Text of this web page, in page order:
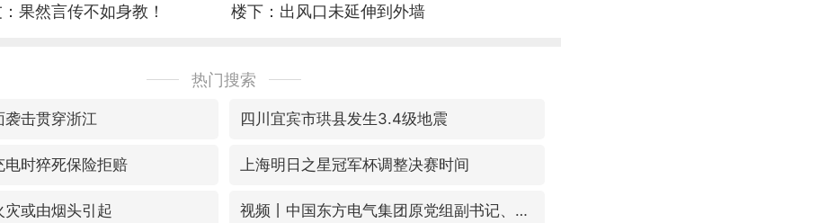
果然言传不如身教！
楼下：出风口未延伸到外墙
热门搜索
袭击贯穿浙江 四川宜宾市珙县发生3.4级地震
电时猝死保险拒赔 上海明日之星冠军杯调整决赛时间
灾或由烟头引起 视频丨中国东方电气集团原党组副书记、董事宋致远被查